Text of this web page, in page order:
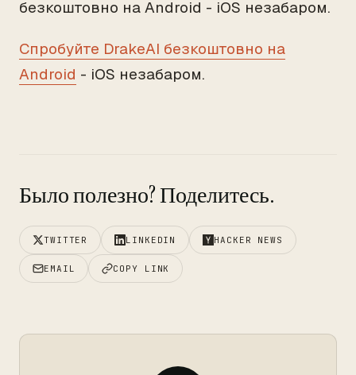
безкоштовно на Android - iOS незабаром.
Спробуйте DrakeAI безкоштовно на
Android - iOS незабаром.
Было полезно? Поделитесь.
TWITTER LINKEDIN HACKER NEWS
EMAIL COPY LINK